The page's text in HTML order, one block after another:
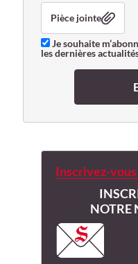
Pièce jointe
Je souhaite
les dernières
Inscrivez-vous
NOTRE